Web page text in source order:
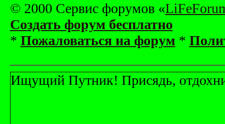
© 2000 Сервис форумов «
Создать форум бесплатно
* Пожаловаться на форум*
Ищущий Путник! Присядь,